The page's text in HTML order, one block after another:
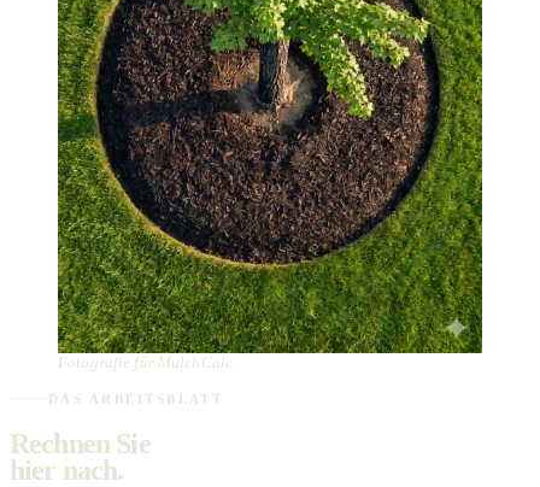
Fotografie für MulchCalc.
DAS ARBEITSBLATT
Rechnen Sie
hier nach.